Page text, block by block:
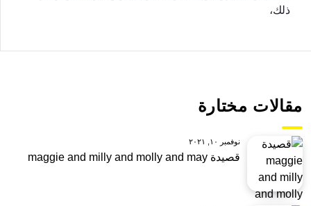
ذلك،
مقالات مختارة
نوفمبر ١٠, ٢٠٢١
قصيدة maggie and milly and molly and may